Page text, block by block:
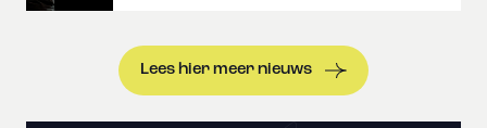
Lees hier meer nieuws